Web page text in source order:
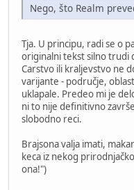
Nego, što Realm
Tja. U principu, radi se o
originalni tekst silno trudi
Carstvo ili kraljevstvo ne
varijante - područje,
uklapale. Predeo mi je
ni to nije definitivno
slobodno reci.
Brajsona valja imati,
keca iz nekog
ona!")